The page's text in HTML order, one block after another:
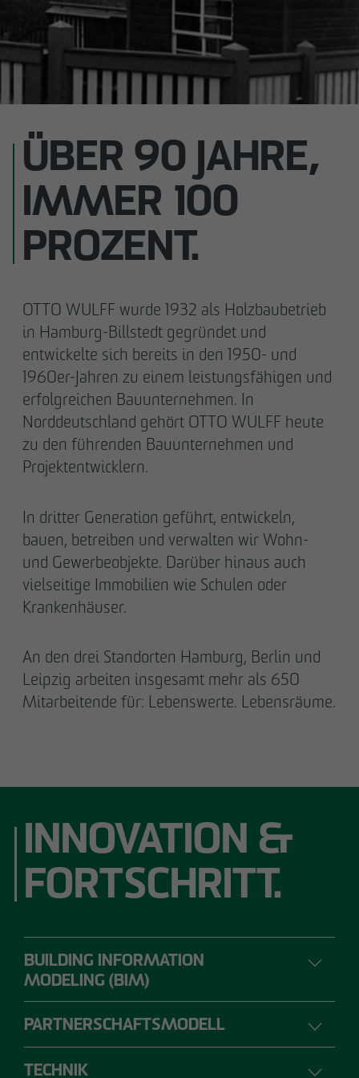
ÜBER 90 JAHRE,
IMMER 100
PROZENT.
OTTO WULFF wurde 1932 als Holzbaubetrieb
in Hamburg-Billstedt gegründet und
entwickelte sich bereits in den 1950- und
1960er-Jahren zu einem leistungsfähigen und
erfolgreichen Bauunternehmen. In
Norddeutschland gehört OTTO WULFF heute
zu den führenden Bauunternehmen und
Projektentwicklern.
In dritter Generation geführt, entwickeln,
bauen, betreiben und verwalten wir Wohn-
und Gewerbeobjekte. Darüber hinaus auch
vielseitige Immobilien wie Schulen oder
Krankenhäuser.
An den drei Standorten Hamburg, Berlin und
Leipzig arbeiten insgesamt mehr als 650
Mitarbeitende für: Lebenswerte. Lebensräume.
INNOVATION &
FORTSCHRITT.
BUILDING INFORMATION
MODELING (BIM)
DIGITALES PLANEN, BAUEN UND
BETREIBEN
PARTNERSCHAFTSMODELL
TECHNIK